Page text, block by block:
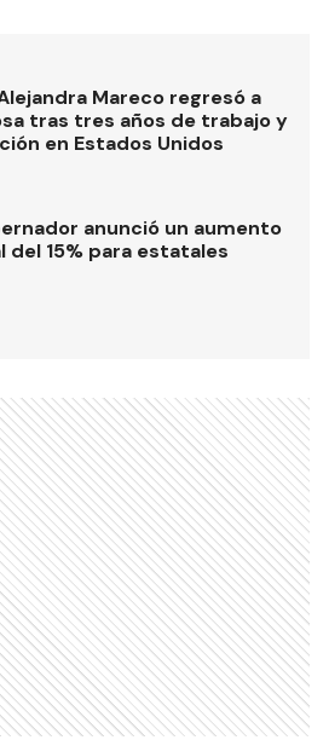
Mareco regresó a
tras tres años de trabajo y
en Estados Unidos
anunció un aumento
del 15% para estatales